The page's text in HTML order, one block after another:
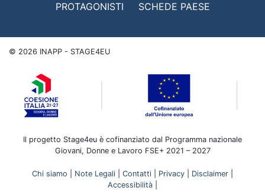
PROTAGONISTI
SCHEDE PAESE
© 2026 INAPP - STAGE4EU
Il progetto Stage4eu è cofinanziato dal Programma nazionale
Giovani, Donne e Lavoro FSE+ 2021 – 2027
Chi siamo Note Legali Contatti Privacy Disclaimer
Accessibilità